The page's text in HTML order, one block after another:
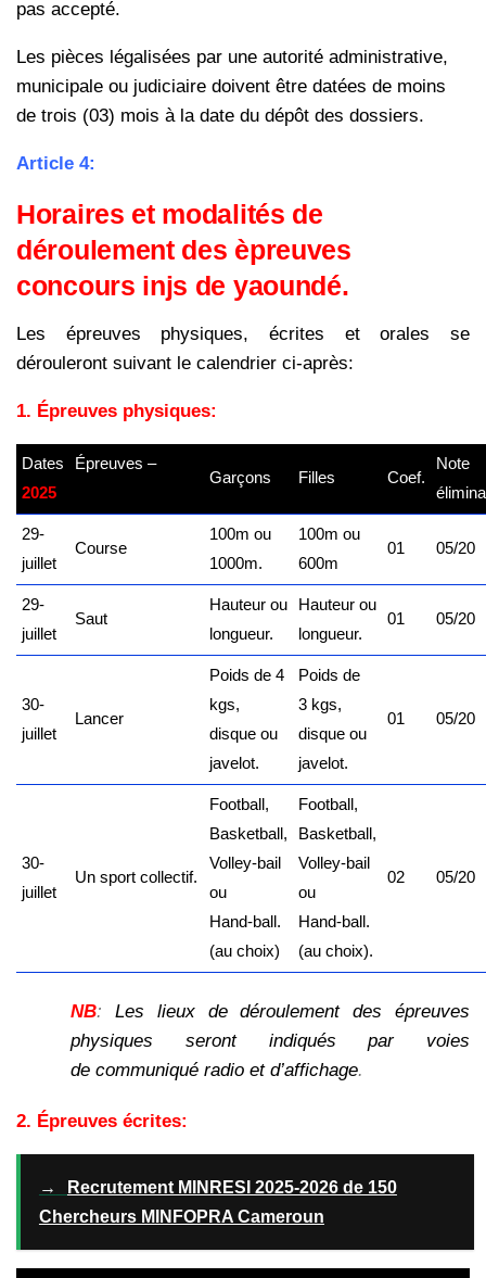
pas accepté.
Les pièces légalisées par une autorité administrative,
municipale ou judiciaire doivent être datées de moins
de trois (03) mois à la date du dépôt des dossiers.
Article 4:
Horaires et modalités de
déroulement des èpreuves
concours injs de yaoundé.
Les épreuves physiques, écrites et orales se
dérouleront suivant le calendrier ci-après:
1. Épreuves physiques:
Dates
2025
Épreuves –
Garçons Filles Coef.
Note
29-
juillet
Course
100m ou
1000m.
100m ou
600m
01 05/20
29-
juillet
Saut
Hauteur ou
longueur.
Hauteur ou
longueur.
01 05/20
30-
juillet
Lancer
Poids de 4
kgs,
disque ou
javelot.
Poids de
3 kgs,
disque ou
javelot.
01 05/20
30-
juillet
Un sport collectif.
Football,
Basketball,
Volley-bail
ou
Hand-ball.
(au choix)
Football,
Basketball,
Volley-bail
ou
Hand-ball.
(au choix).
02 05/20
NB: Les lieux de déroulement des épreuves
physiques seront indiqués par voies
de communiqué radio et d’affichage.
2. Épreuves écrites:
→
Recrutement MINRESI 2025-2026 de 150
Chercheurs MINFOPRA Cameroun